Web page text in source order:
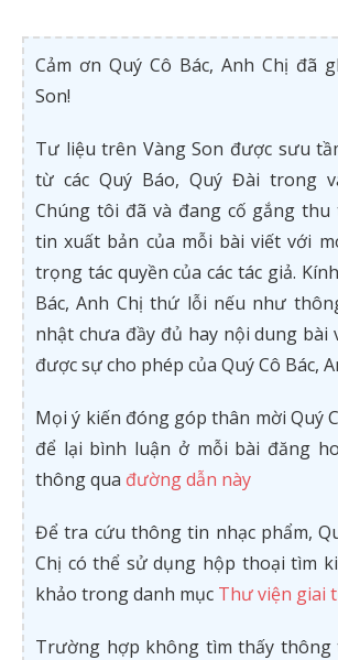
Cảm ơn Quý Cô Bác, Anh Chị đã
Son!
Tư liệu trên Vàng Son được sưu
từ các Quý Báo, Quý Đài trong
Chúng tôi đã và đang cố gắng
tin xuất bản của mỗi bài viết với
trọng tác quyền của các tác giả.
Bác, Anh Chị thứ lỗi nếu như
nhật chưa đầy đủ hay nội dung bài
được sự cho phép của Quý Cô Bác,
Mọi ý kiến đóng góp thân mời Quý
để lại bình luận ở mỗi bài đăng
thông qua đường dẫn này
Để tra cứu thông tin nhạc phẩm,
Chị có thể sử dụng hộp thoại tìm
khảo trong danh mục Thư viện giai
Trường hợp không tìm thấy thông